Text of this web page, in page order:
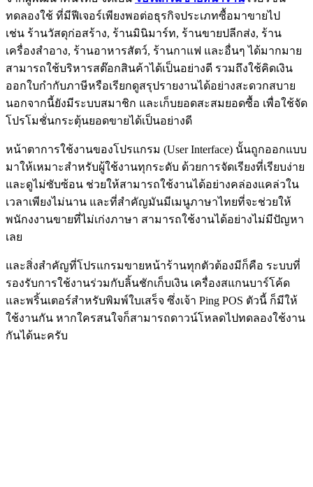
ทดลองใช้ ที่มีฟีเจอร์เพียงพอต่อธุรกิจประเภทซื้อมาขายไป
เช่น ร้านวัสดุก่อสร้าง, ร้านมินิมาร์ท, ร้านขายปลีกส่ง, ร้าน
เครื่องสำอาง, ร้านอาหารสัตว์, ร้านกาแฟ และอื่นๆ ได้มากมาย
สามารถใช้บริหารสต๊อกสินค้าได้เป็นอย่างดี รวมถึงใช้คิดเงิน
ออกใบกำกับภาษีหรือเรียกดูสรุปรายงานได้อย่างสะดวกสบาย
นอกจากนี้ยังมีระบบสมาชิก และเก็บยอดสะสมยอดซื้อ เพื่อใช้จัด
โปรโมชั่นกระตุ้นยอดขายได้เป็นอย่างดี
หน้าตาการใช้งานของโปรแกรม (User Interface) นั้นถูกออกแบบ
มาให้เหมาะสำหรับผู้ใช้งานทุกระดับ ด้วยการจัดเรียงที่เรียบง่าย
และดูไม่ซับซ้อน ช่วยให้สามารถใช้งานได้อย่างคล่องแคล่วใน
เวลาเพียงไม่นาน และที่สำคัญมันมีเมนูภาษาไทยที่จะช่วยให้
พนักงงานขายที่ไม่เก่งภาษา สามารถใช้งานได้อย่างไม่มีปัญหา
เลย
และสิ่งสำคัญที่โปรแกรมขายหน้าร้านทุกตัวต้องมีก็คือ ระบบที่
รองรับการใช้งานร่วมกับลิ้นชักเก็บเงิน เครื่องสแกนบาร์โค้ด
และพริ้นเตอร์สำหรับพิมพ์ใบเสร็จ ซึ่งเจ้า Ping POS ตัวนี้ ก็มีให้
ใช้งานกัน หากใครสนใจก็สามารถดาวน์โหลดไปทดลองใช้งาน
กันได้นะครับ